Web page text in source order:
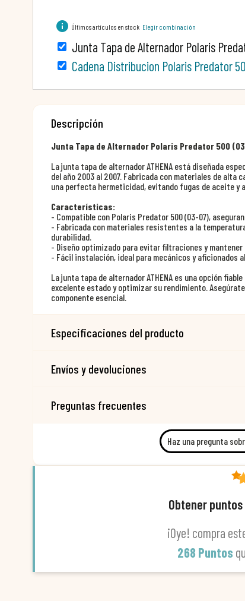
info Últimos artículos en stock Elegir combinación
Junta Tapa de Alternador Polaris
Cadena Distribucion Polaris Predator
Descripción
Junta Tapa de Alternador Polaris Predator 500
La junta tapa de alternador ATHENA está diseñada
del año 2003 al 2007. Fabricada con materiales de
una perfecta hermeticidad, evitando fugas de aceite y
Características:
- Compatible con Polaris Predator 500 (03-07),
- Fabricada con materiales resistentes a la
durabilidad.
- Diseño optimizado para evitar filtraciones y
- Fácil instalación, ideal para mecánicos y aficionados
La junta tapa de alternador ATHENA es una opción
excelente estado y optimizar su rendimiento.
componente esencial.
Especificaciones del producto
Envíos y devoluciones
Preguntas frecuentes
Haz una pregunta
Obtener
¡Oye! compra
268 Puntos